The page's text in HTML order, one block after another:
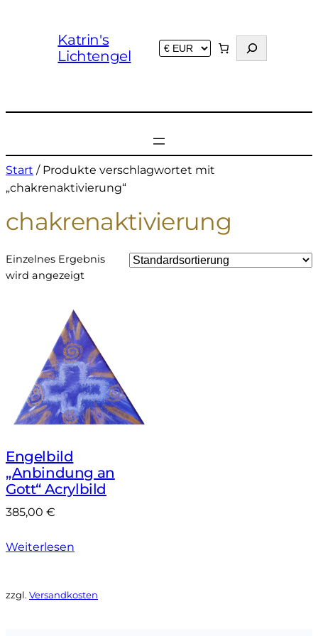
Katrin's
Lichtengel
u
Start / Produkte verschlagwortet mit
„chakrenaktivierung“
chakrenaktivierung
Einzelnes Ergebnis
wird angezeigt
Engelbild
„Anbindung an
Gott“ Acrylbild
385,00 €
Weiterlesen
zzgl. Versandkosten